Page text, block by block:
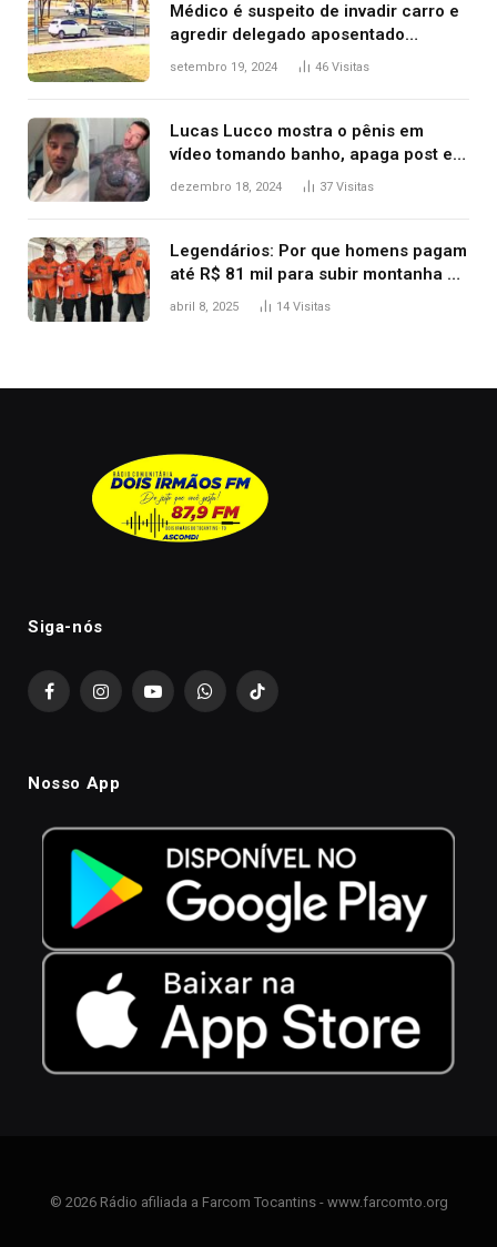
Médico é suspeito de invadir carro e
agredir delegado aposentado
durante confusão no trânsito
setembro 19, 2024 46 Visitas
Lucas Lucco mostra o pênis em
vídeo tomando banho, apaga post e
diz ‘foi mal’
dezembro 18, 2024 37 Visitas
Legendários: Por que homens pagam
até R$ 81 mil para subir montanha e
melhorar casamento?
abril 8, 2025 14 Visitas
Siga-nós
FacebookInstagramYouTubeWhatsAppTikTok
Nosso App
© 2026 Rádio afiliada a Farcom Tocantins - www.farcomto.org